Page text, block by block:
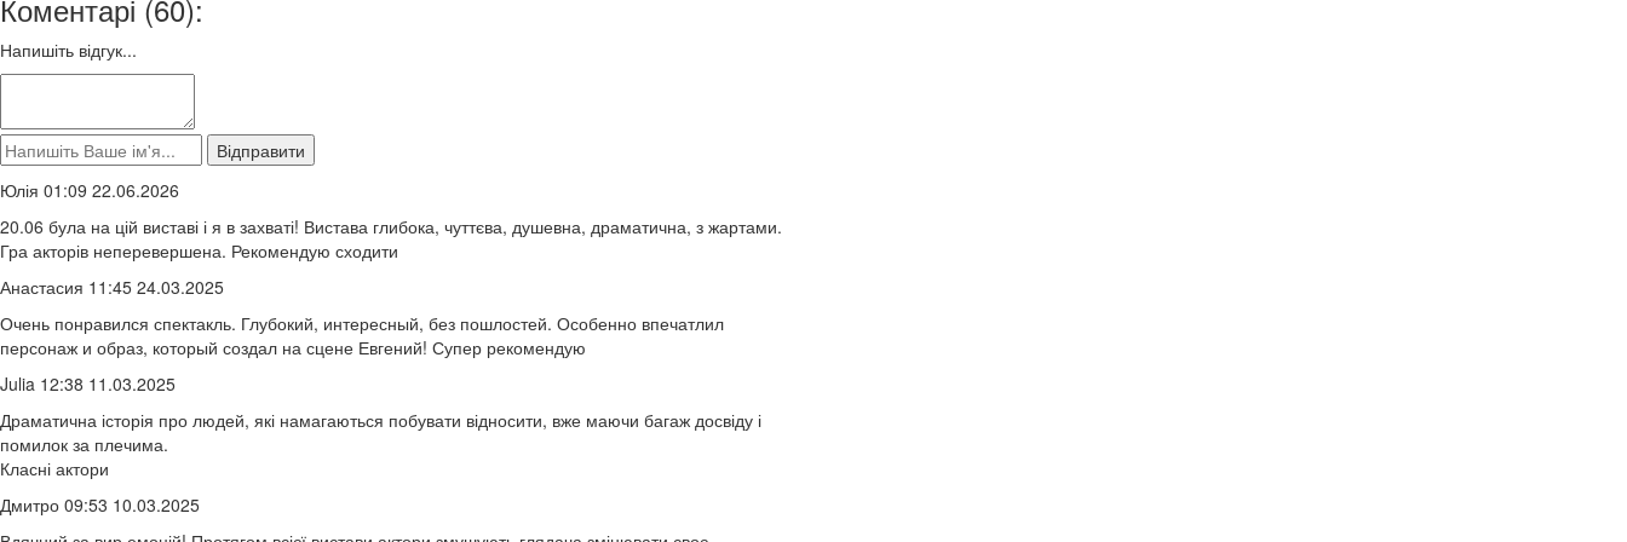
Коментарі (60):
Напишіть відгук...
Юлія 01:09 22.06.2026
20.06 була на цій виставі і я в захваті! Вистава глибока, чуттєва, душевна, драматична, з жартами.
Гра акторів неперевершена. Рекомендую сходити
Анастасия 11:45 24.03.2025
Очень понравился спектакль. Глубокий, интересный, без пошлостей. Особенно впечатлил
персонаж и образ, который создал на сцене Евгений! Супер рекомендую
Julia 12:38 11.03.2025
Драматична історія про людей, які намагаються побувати відносити, вже маючи багаж досвіду і
помилок за плечима.
Класні актори
Дмитро 09:53 10.03.2025